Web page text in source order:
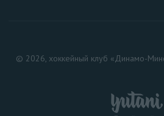
© 2026, хоккейный клуб «Динамо-